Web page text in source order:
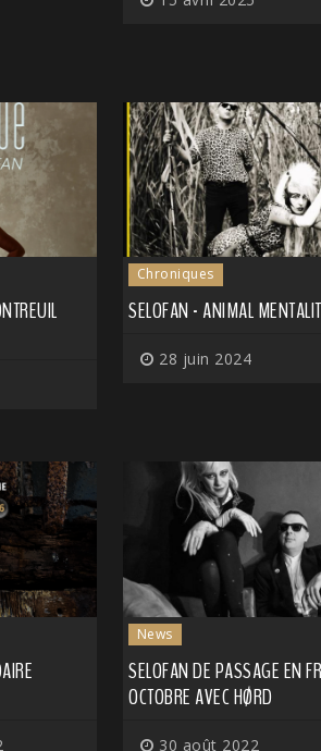
Chroniques
SELOFAN - ANIMAL
28 juin 2024
News
SELOFAN DE PASSAGE EN
OCTOBRE AVEC HØRD
30 août 2022